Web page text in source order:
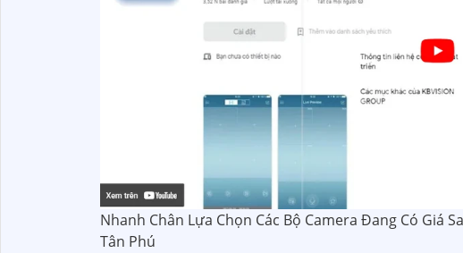
Nhanh Chân Lựa Chọn Các Bộ Camera Đang Có Giá
Tân Phú